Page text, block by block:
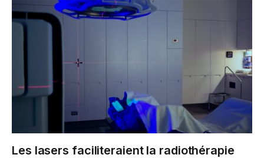
Les lasers faciliteraient la radiothérapie